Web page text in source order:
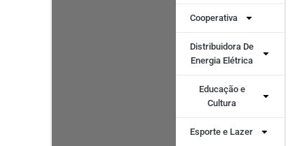
Cooperativa
Distribuidora De
Energia Elétrica
Educação e
Cultura
Esporte e Lazer